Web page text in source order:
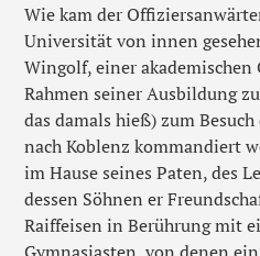
Wie kam der
Universität von innen
Wingolf, einer akademischen
Rahmen seiner Ausbildung
das damals hieß) zum
nach Koblenz kommandiert
im Hause seines Paten, des
dessen Söhnen er
Raiffeisen in Berührung mit